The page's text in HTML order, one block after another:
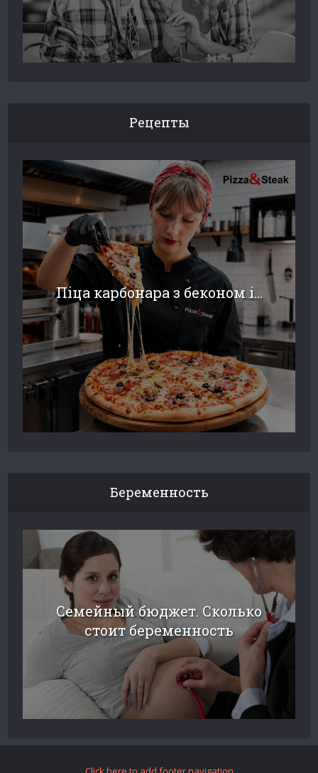
Рецепты
Піца карбонара з беконом і...
Беременность
Семейный бюджет. Сколько
стоит беременность